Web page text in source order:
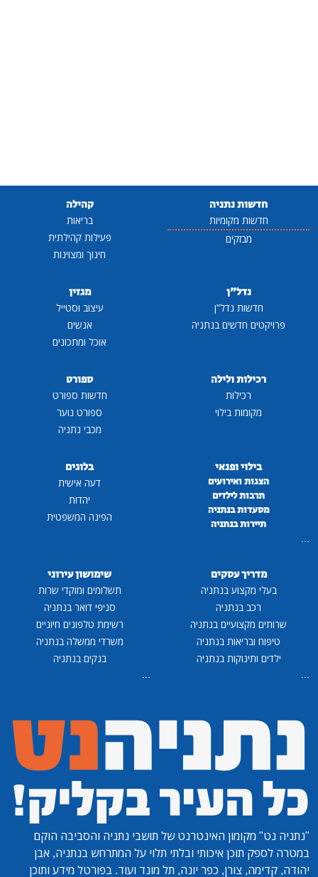
חדשות נתניה
חדשות מקומיות
מבזקים
קהילה
בריאות
פעילות קהילתית
חינוך ומצוינות
נדל"ן
חדשות נדל"ן
פרויקטים חדשים בנתניה
מגזין
עיצוב וסטייל
אנשים
אוכל ומתכונים
רכילות ולילה
רכילות
מקומות בילוי
ספורט
חדשות ספורט
ספורט נוער
מכבי נתניה
בילוי ופנאי
הצגות ואירועים
תרבות לילדים
מסעדות בנתניה
תיירות בנתניה
בלוגים
דעה אישית
יהדות
הפינה המשפטית
מדריך עסקים
בעלי מקצוע בנתניה
רכב בנתניה
שרותים מקצועיים בנתניה
טיפוח ובריאות בנתניה
ילדים ותינוקות בנתניה
שימושון עירוני
תשלומים ומוקדי שרות
סניפי דואר בנתניה
רשימת טלפונים חיוניים
משרדי ממשלה בנתניה
בנקים בנתניה
"נתניה נט" מקומון האינטרנט של תושבי נתניה והסביבה הוקם
במטרה לספק תוכן איכותי ובלתי תלוי על המתרחש בנתניה, אבן
יהודה, קדימה, צורן, כפר יונה, תל מונד ועוד. בפורטל מידע ותוכן